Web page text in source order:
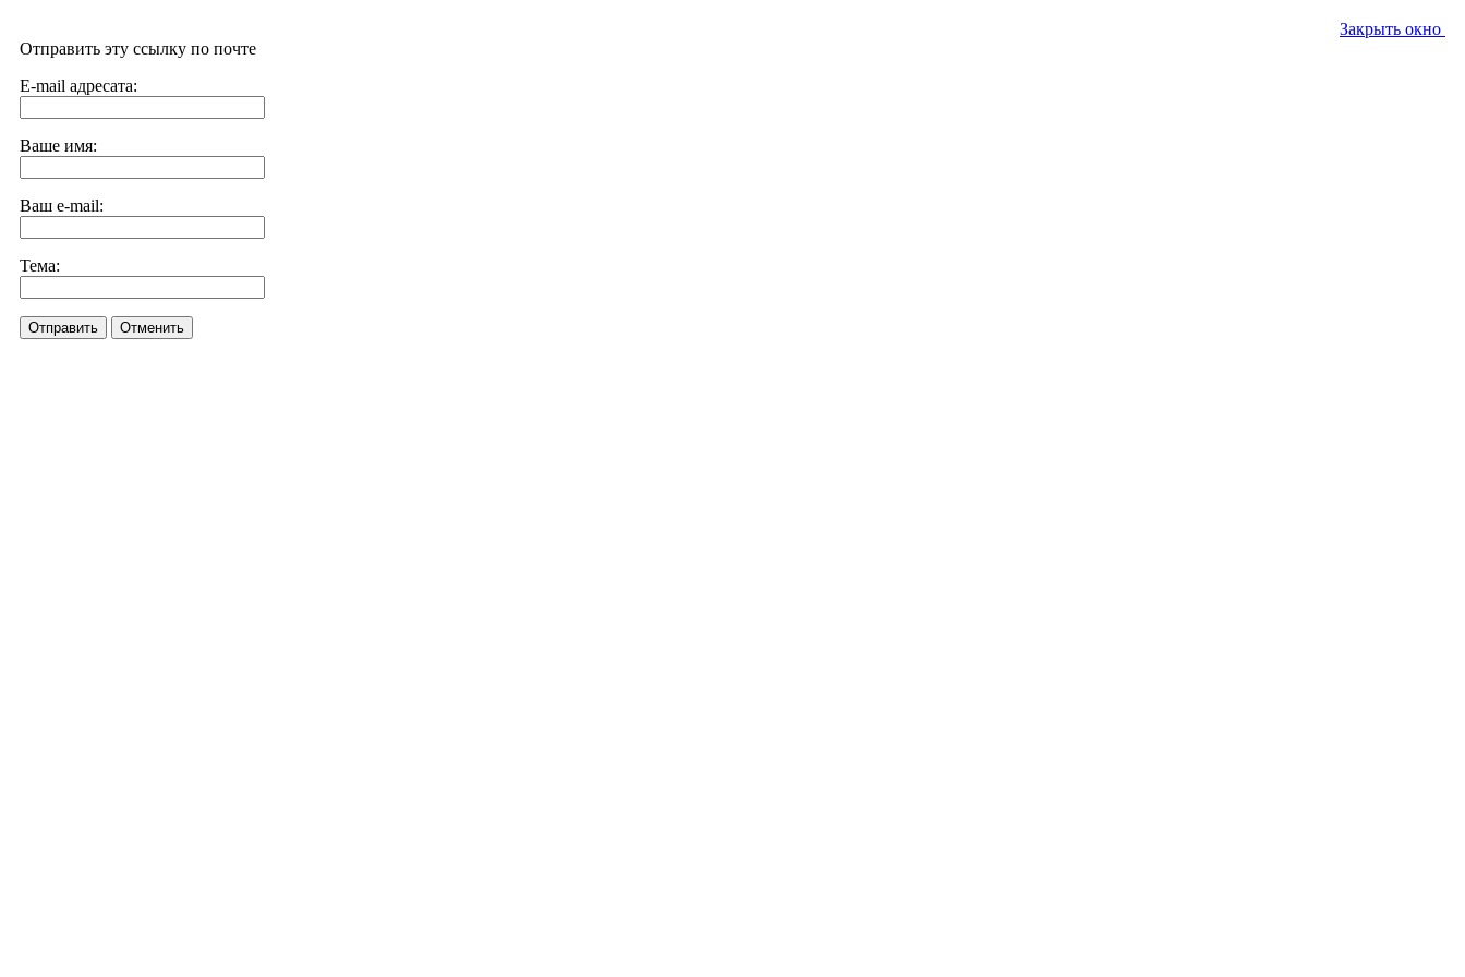
Закрыть окно
Отправить эту ссылку по почте
E-mail адресата:
Ваше имя:
Ваш e-mail:
Тема:
Отправить Отменить